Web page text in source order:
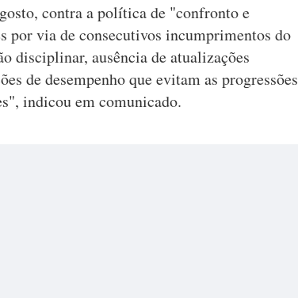
contra a política de "confronto e
por via de consecutivos incumprimentos do
disciplinar, ausência de atualizações
de desempenho que evitam as progressões
indicou em comunicado.